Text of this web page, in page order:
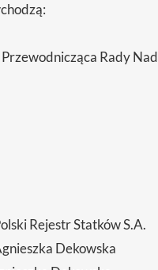
Rady
Rejestr Statków S.A.
Dekowska